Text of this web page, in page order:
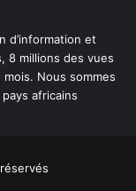
d’information et
8 millions des vues
Nous sommes
africains